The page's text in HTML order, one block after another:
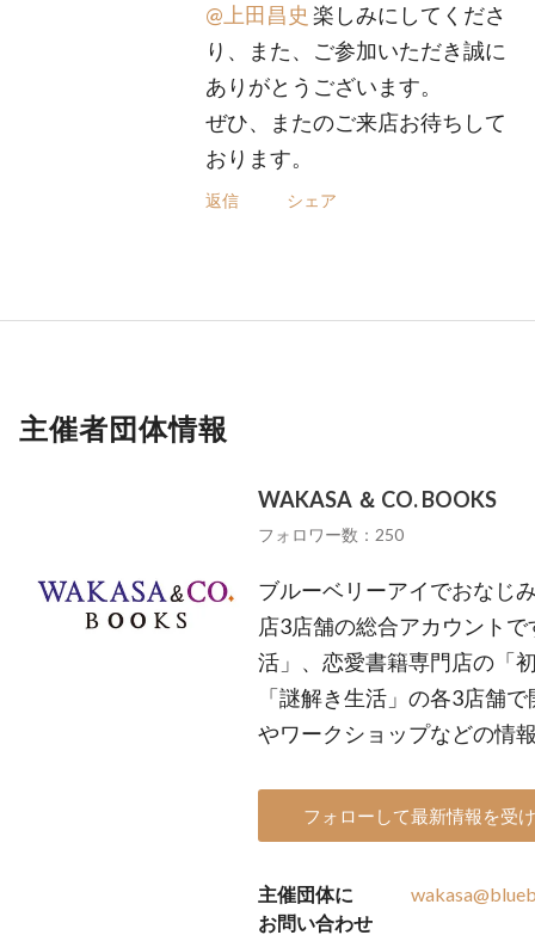
@上田昌史 楽しみにしてくださ
り、また、ご参加いただき誠に
ありがとうございます。
ぜひ、またのご来店お待ちして
おります。
返信 シェア
主催者団体情報
WAKASA ＆ CO. BOOKS
フォロワー数：250
ブルーベリーアイでおなじ
店3店舗の総合アカウント
活」、恋愛書籍専門店の「
「謎解き生活」の各3店舗
やワークショップなどの情
フォローして最新情報を受
主催団体に
お問い合わせ